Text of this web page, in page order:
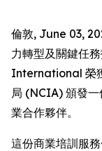
倫敦, June 03,
力轉型及關鍵任
International 榮
局 (NCIA) 頒發
業合作夥伴。
這份商業培訓服